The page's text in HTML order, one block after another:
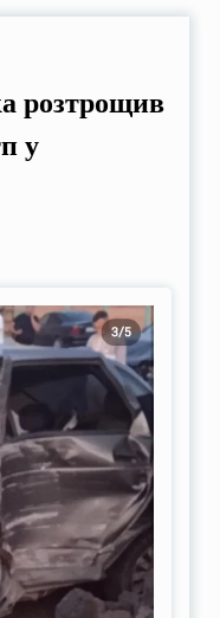
розтрощив
у